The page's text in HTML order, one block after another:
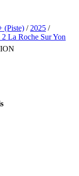
(Piste) / 2025 /
La Roche Sur Yon